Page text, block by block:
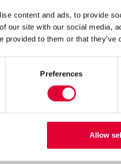
content and ads, to provide
our site with our social media,
provided to them or that
Preferences
Allow
specialistische
geriatrische of somatische
wonen. In de
kwetsbaarden. De
samenwerking met andere